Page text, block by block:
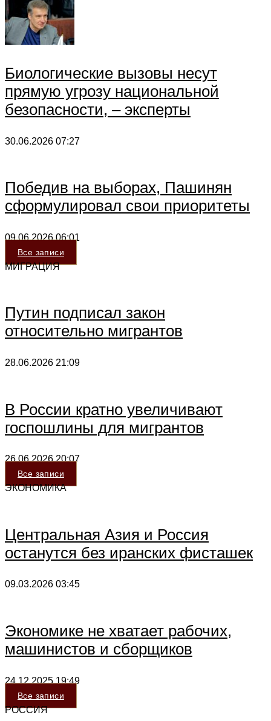
Биологические вызовы несут
прямую угрозу национальной
безопасности, – эксперты
30.06.2026 07:27
Победив на выборах, Пашинян
сформулировал свои приоритеты
09.06.202606:01
Все записи
МИГРАЦИЯ
Путин подписал закон
относительно мигрантов
28.06.2026 21:09
В России кратно увеличивают
госпошлины для мигрантов
26.06.202620:07
Все записи
ЭКОНОМИКА
Центральная Азия и Россия
останутся без иранских фисташек
09.03.2026 03:45
Экономике не хватает рабочих,
машинистов и сборщиков
24.12.202519:49
Все записи
РОССИЯ